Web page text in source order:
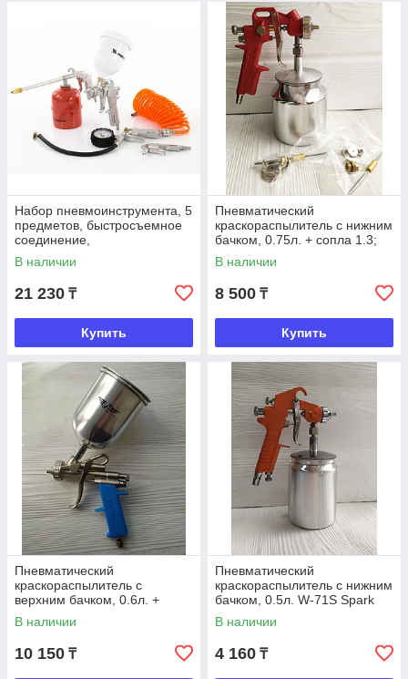
Набор пневмоинструмента, 5
предметов, быстросъемное
соединение,
краскораспылитель с
верхним бачком, Matrix
В наличии
21 230 ₸
Купить
Пневматический
краскораспылитель с нижним
бачком, 0.75л. + сопла 1.3;
1.5; 1.8мм. Total Tools
В наличии
8 500 ₸
Купить
Пневматический
краскораспылитель с
верхним бачком, 0.6л. +
сопла 1.3; 1.5; 1.8мм. Total
Tools
В наличии
10 150 ₸
Пневматический
краскораспылитель с нижним
бачком, 0.5л. W-71S Spark
Lux
В наличии
4 160 ₸